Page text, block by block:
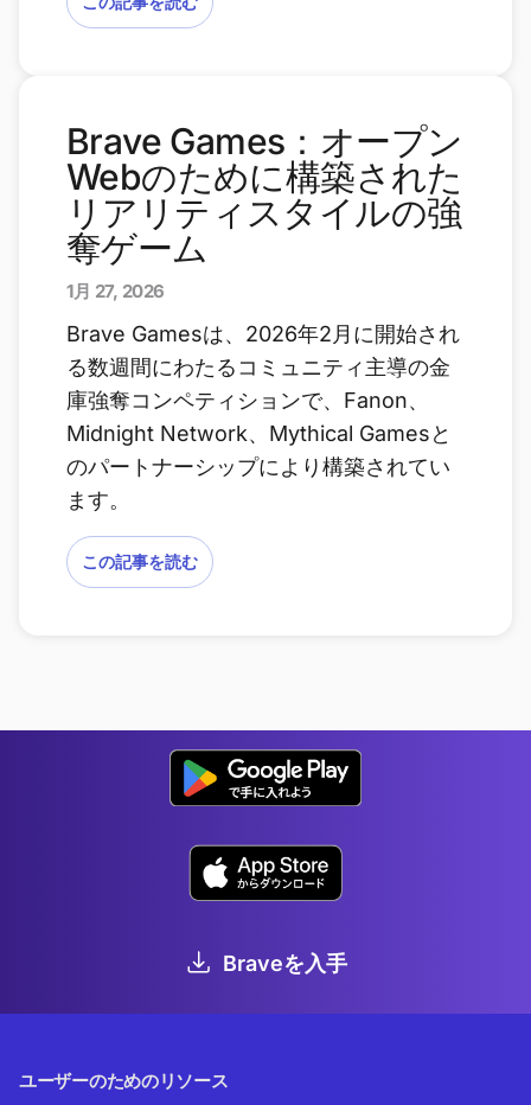
Brave Games：オープン
Webのために構築された
リアリティスタイルの強
奪ゲーム
1月 27, 2026
Brave Gamesは、2026年2月に開始され
る数週間にわたるコミュニティ主導の金
庫強奪コンペティションで、Fanon、
Midnight Network、Mythical Gamesと
のパートナーシップにより構築されてい
ます。
この記事を読む
Braveを入手
ユーザーのためのリソース